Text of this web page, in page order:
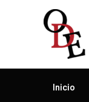
Inicio